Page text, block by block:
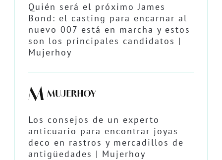
Quién será el próximo James
Bond: el casting para encarnar al
nuevo 007 está en marcha y estos
son los principales candidatos |
Mujerhoy
Los consejos de un experto
anticuario para encontrar joyas
deco en rastros y mercadillos de
antigüedades | Mujerhoy